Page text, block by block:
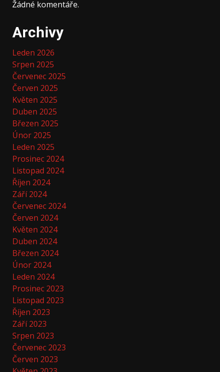
Žádné komentáře.
Archivy
Leden 2026
Srpen 2025
Červenec 2025
Červen 2025
Květen 2025
Duben 2025
Březen 2025
Únor 2025
Leden 2025
Prosinec 2024
Listopad 2024
Říjen 2024
Září 2024
Červenec 2024
Červen 2024
Květen 2024
Duben 2024
Březen 2024
Únor 2024
Leden 2024
Prosinec 2023
Listopad 2023
Říjen 2023
Září 2023
Srpen 2023
Červenec 2023
Červen 2023